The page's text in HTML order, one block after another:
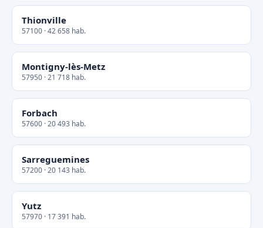
Thionville
57100 · 42 658 hab.
Montigny-lès-Metz
57950 · 21 718 hab.
Forbach
57600 · 20 493 hab.
Sarreguemines
57200 · 20 143 hab.
Yutz
57970 · 17 391 hab.